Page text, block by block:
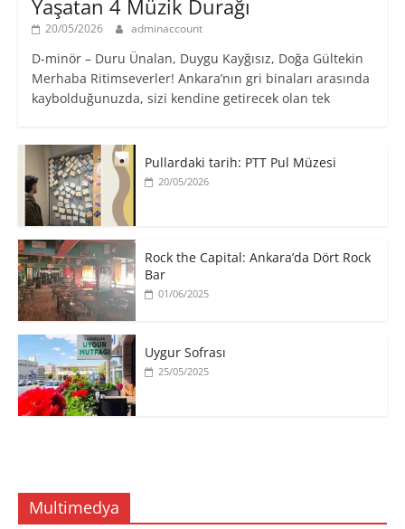
Yaşatan 4 Müzik Durağı
20/05/2026 adminaccount
D-minör – Duru Ünalan, Duygu Kayğısız, Doğa Gültekin
Merhaba Ritimseverler! Ankara’nın gri binaları arasında
kaybolduğunuzda, sizi kendine getirecek olan tek
Pullardaki tarih: PTT Pul Müzesi
20/05/2026
Rock the Capital: Ankara’da Dört Rock
Bar
01/06/2025
Uygur Sofrası
25/05/2025
Multimedya